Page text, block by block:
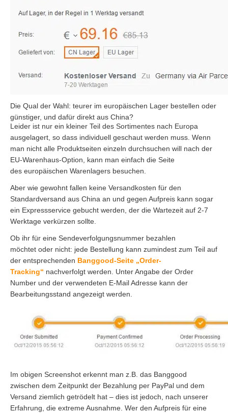
Die Qual der Wahl: teurer im europäischen Lager bestellen oder
günstiger, und dafür direkt aus China?
Leider ist nur ein kleiner Teil des Sortimentes nach Europa
ausgelagert, so dass individuell geschaut werden muss. Wenn
man nicht alle Produktseiten einzeln durchsuchen will nach der
EU-Warenhaus-Option, kann man einfach die Seite
des europäischen Warenlagers besuchen.
Aber wie gewohnt fallen keine Versandkosten für den
Standardversand aus China an und gegen Aufpreis kann sogar
ein Expressservice gebucht werden, der die Wartezeit auf 2-7
Werktage verkürzen sollte.
Ob ihr für eine Sendeverfolgungsnummer bezahlen
möchtet oder nicht: jede Bestellung kann zumindest zum Teil auf
der entsprechenden Banggood-Seite „Order-
Tracking“ nachverfolgt werden. Unter Angabe der Order
Number und der verwendeten E-Mail Adresse kann der
Bearbeitungsstand angezeigt werden.
Im obigen Screenshot erkennt man z.B. das Banggood
zwischen dem Zeitpunkt der Bezahlung per PayPal und dem
Versand ziemlich getrödelt hat – dies ist jedoch, nach unserer
Erfahrung, die extreme Ausnahme. Wer den Aufpreis für eine